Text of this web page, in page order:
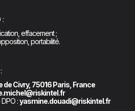
:
effacement ;
portabilité.
de Civry, 75016 Paris, France
:yasmine.douadi@riskintel.fr